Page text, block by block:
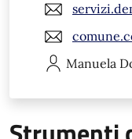
Manuela